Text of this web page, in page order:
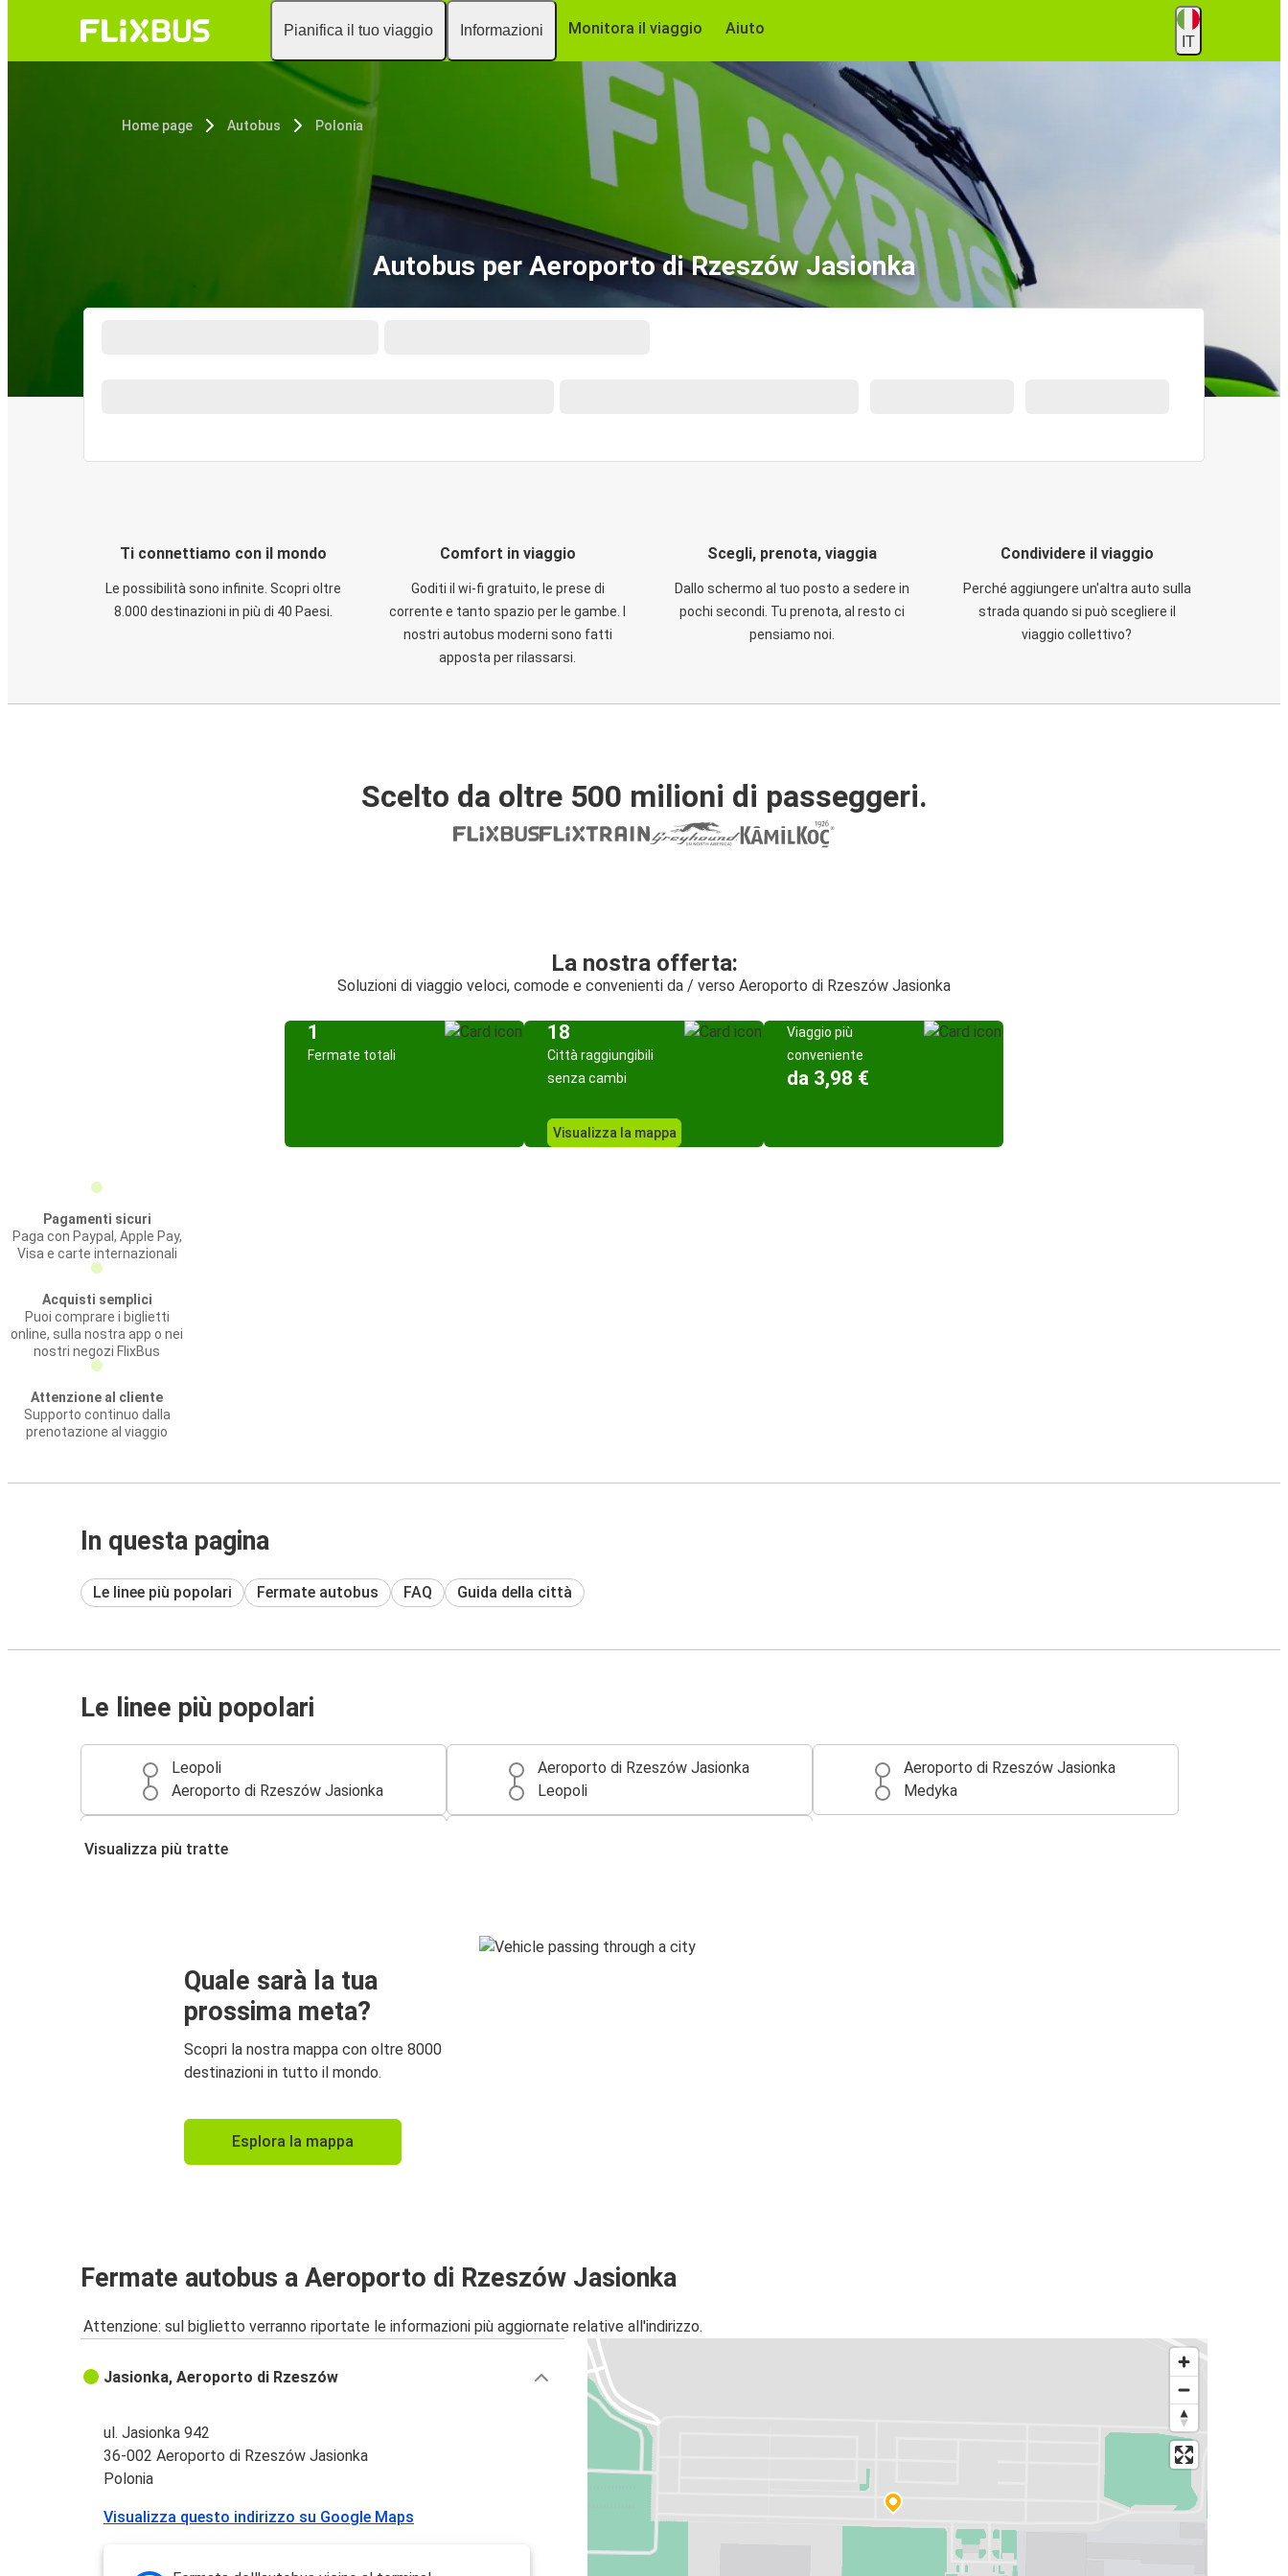
Pianifica il tuo viaggio Informazioni Monitora il viaggio Aiuto
IT
Home page Autobus Polonia
Autobus per Aeroporto di Rzeszów Jasionka
Ti connettiamo con il mondo
Le possibilità sono infinite. Scopri oltre
8.000 destinazioni in più di 40 Paesi.
Comfort in viaggio
Goditi il wi-fi gratuito, le prese di
corrente e tanto spazio per le gambe. I
nostri autobus moderni sono fatti
apposta per rilassarsi.
Scegli, prenota, viaggia
Dallo schermo al tuo posto a sedere in
pochi secondi. Tu prenota, al resto ci
pensiamo noi.
Condividere il viaggio
Perché aggiungere un'altra auto sulla
strada quando si può scegliere il
viaggio collettivo?
Scelto da oltre 500 milioni di passeggeri.
La nostra offerta:
Soluzioni di viaggio veloci, comode e convenienti da / verso Aeroporto di Rzeszów Jasionka
1
Fermate totali
18
Città raggiungibili
senza cambi
Visualizza la mappa
Viaggio più
conveniente
da 3,98 €
Pagamenti sicuri
Paga con Paypal, Apple Pay,
Visa e carte internazionali
Acquisti semplici
Puoi comprare i biglietti
online, sulla nostra app o nei
nostri negozi FlixBus
Attenzione al cliente
Supporto continuo dalla
prenotazione al viaggio
In questa pagina
Le linee più popolari Fermate autobus FAQ Guida della città
Le linee più popolari
Leopoli
Aeroporto di Rzeszów Jasionka
Aeroporto di Rzeszów Jasionka
Leopoli
Aeroporto di Rzeszów Jasionka
Medyka
Cracovia
Visualizza più tratte
Quale sarà la tua
prossima meta?
Scopri la nostra mappa con oltre 8000
destinazioni in tutto il mondo.
Esplora la mappa
Fermate autobus a Aeroporto di Rzeszów Jasionka
Attenzione: sul biglietto verranno riportate le informazioni più aggiornate relative all'indirizzo.
Jasionka, Aeroporto di Rzeszów
ul. Jasionka 942
36-002 Aeroporto di Rzeszów Jasionka
Polonia
Visualizza questo indirizzo su Google Maps